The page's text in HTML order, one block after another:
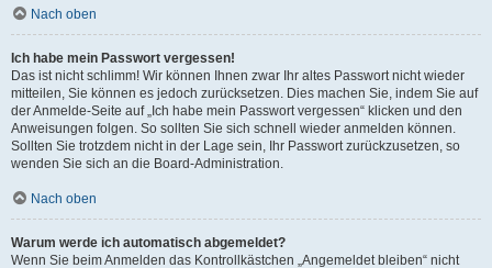
Nach oben
Ich habe mein Passwort vergessen!
Das ist nicht schlimm! Wir können Ihnen zwar Ihr altes Passwort nicht wieder
mitteilen, Sie können es jedoch zurücksetzen. Dies machen Sie, indem Sie auf
der Anmelde-Seite auf „Ich habe mein Passwort vergessen“ klicken und den
Anweisungen folgen. So sollten Sie sich schnell wieder anmelden können.
Sollten Sie trotzdem nicht in der Lage sein, Ihr Passwort zurückzusetzen, so
wenden Sie sich an die Board-Administration.
Nach oben
Warum werde ich automatisch abgemeldet?
Wenn Sie beim Anmelden das Kontrollkästchen „Angemeldet bleiben“ nicht